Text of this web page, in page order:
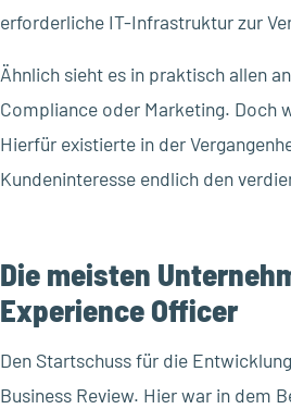
erforderliche IT-Infrastruktur zur
Ähnlich sieht es in praktisch allen
Compliance oder Marketing. Doch
Hierfür existierte in der
Kundeninteresse endlich den
Die meisten
Experience Officer
Den Startschuss für die
Business Review. Hier war in dem